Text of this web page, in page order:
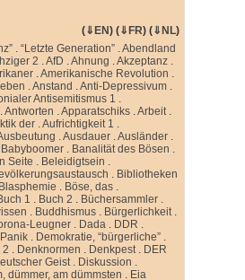
(⇓EN) (⇓FR) (⇓NL)
.“Letzte Generation” .Abendland
2 .AfD .Ahnung .Akzeptanz .
.Amerikanische Revolution .
.Anstand .Anti-Depressivum .
Antisemitismus 1 .
.Antworten .Apparatschiks .Arbeit.
der .Aufrichtigkeit 1 .
.Ausdauer .Ausländer .
Babyboomer . Banalität des Bösen .
Seite . Beleidigtsein .
. Bibliotheken
Blasphemie . Böse, das .
1 . Buch 2 . Büchersammler .
. Buddhismus . Bürgerlichkeit.
Leugner . Dada . DDR .
. Demokratie, “bürgerliche” .
2 . Denknormen . Denkpest. DER
Geist. Diskussion .
dümmer, am dümmsten . Eia